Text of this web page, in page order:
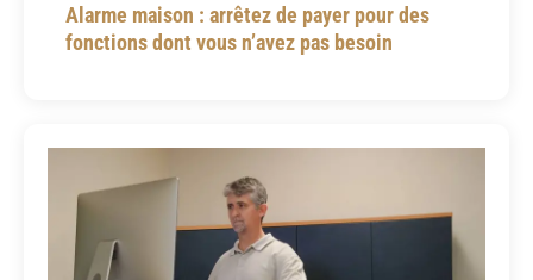
Alarme maison : arrêtez de payer pour des
fonctions dont vous n’avez pas besoin